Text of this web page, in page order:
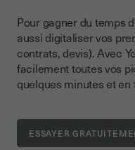
Pour gagner du temps
aussi digitaliser vos
contrats, devis). Avec
facilement toutes vos
quelques minutes et